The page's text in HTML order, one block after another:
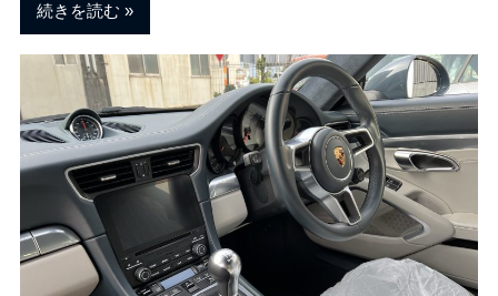
s
p
o
r
ニ
や
レ
ー
レ
ポ
続きを読む